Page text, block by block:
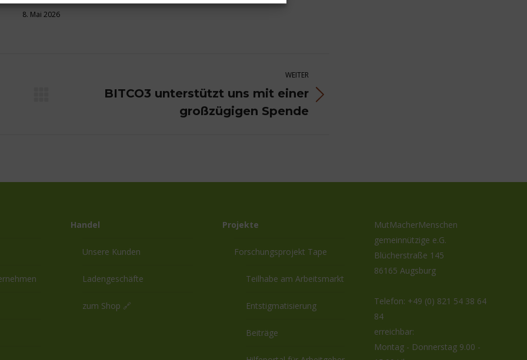
8. Mai 2026
WEITER
BITCO3 unterstützt uns mit einer
großzügigen Spende
Handel
Unsere Kunden
Ladengeschäfte
zum Shop 🔗
Projekte
Forschungsprojekt Tape
Teilhabe am Arbeitsmarkt
Entstigmatisierung
Beiträge
MutMacherMenschen
gemeinnützige e.G.
Blücherstraße 145
86165 Augsburg
Telefon: +49 (0) 821 54 38 64
84
erreichbar:
Montag - Donnerstag 9.00 -